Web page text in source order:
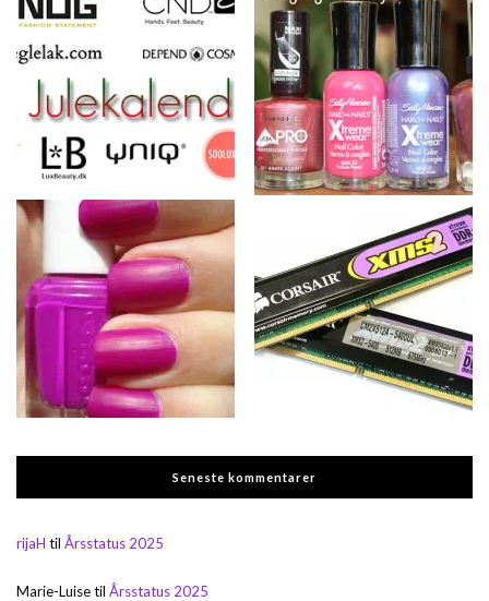
Seneste kommentarer
rijaH til Årsstatus 2025
Marie-Luisetil Årsstatus 2025